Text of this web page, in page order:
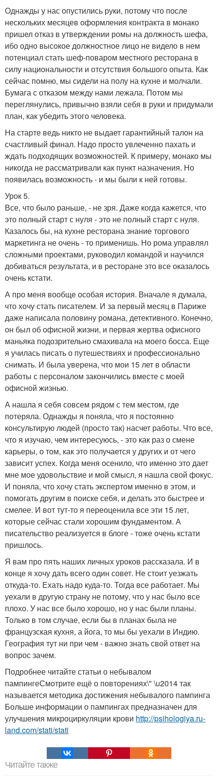
Однажды у нас опустились руки, потому что после
нескольких месяцев оформления контракта в монако
пришел отказ в утверждении ромы на должность шефа,
ибо одно высокое должностное лицо не видело в нем
потенциал стать шеф-поваром местного ресторана в
силу национальности и отсутствия большого опыта. Как
сейчас помню, мы сидели на полу на кухне и молчали.
Бумага с отказом между нами лежала. Потом мы
переглянулись, привычно взяли себя в руки и придумали
план, как убедить этого человека.
На старте ведь никто не выдает гарантийный талон на
счастливый финал. Надо просто увлеченно пахать и
ждать подходящих возможностей. К примеру, монако мы
никогда не рассматривали как пункт назначения. Но
появилась возможность - и мы были к ней готовы.
Урок 5.
Все, что было раньше, - не зря. Даже когда кажется, что
это полный старт с нуля - это не полный старт с нуля.
Казалось бы, на кухне ресторана знание торгового
маркетинга не очень - то применишь. Но рома управлял
сложными проектами, руководил командой и научился
добиваться результата, и в ресторане это все оказалось
очень кстати.
А про меня вообще особая история. Вначале я думала,
что хочу стать писателем. И за первый месяц в Париже
даже написала половину романа, детективного. Конечно,
он был об офисной жизни, и первая жертва офисного
маньяка подозрительно смахивала на моего босса. Еще
я училась писать о путешествиях и профессионально
снимать. И была уверена, что мои 15 лет в области
работы с персоналом закончились вместе с моей
офисной жизнью.
А нашла я себя совсем рядом с тем местом, где
потеряла. Однажды я поняла, что я постоянно
консультирую людей (просто так) насчет работы. Что все,
что я изучаю, чем интересуюсь, - это как раз о смене
карьеры, о том, как это получается у других и от чего
зависит успех. Когда меня осенило, что именно это дает
мне мое удовольствие и мой смысл, я нашла свой фокус.
И поняла, что хочу стать экспертом именно в этом, и
помогать другим в поиске себя, и делать это быстрее и
смелее. И вот тут-то я переоценила все эти 15 лет,
которые сейчас стали хорошим фундаментом. А
писательство реализуется в блоге - тоже очень кстати
пришлось.
Я вам про пять наших личных уроков рассказала. И в
конце я хочу дать всего один совет. Не стоит уезжать
откуда-то. Ехать надо куда-то. Тогда все работает. Мы
уехали в другую страну не потому, что у нас было все
плохо. У нас все было хорошо, но у нас были планы.
Только в том случае, если бы в планах была не
французская кухня, а йога, то мы бы уехали в Индию.
География тут ни при чем - важно знать свой ответ на
вопрос зачем.
Подробнее читайте статьи о небывалом
пампингеСмотрите ещё о повторениях\" \u2014 так
называется методика достижения небывалого пампинга
Больше информации о пампингах предназначен для
улучшения микроциркуляции крови http://psihologiya.ru-
land.com/stati/stati
Читайте также